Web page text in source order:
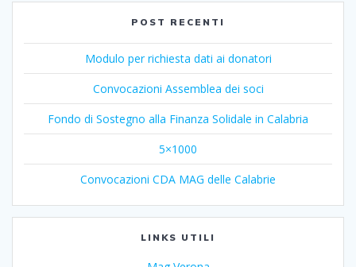
POST RECENTI
Modulo per richiesta dati ai donatori
Convocazioni Assemblea dei soci
Fondo di Sostegno alla Finanza Solidale in Calabria
5×1000
Convocazioni CDA MAG delle Calabrie
LINKS UTILI